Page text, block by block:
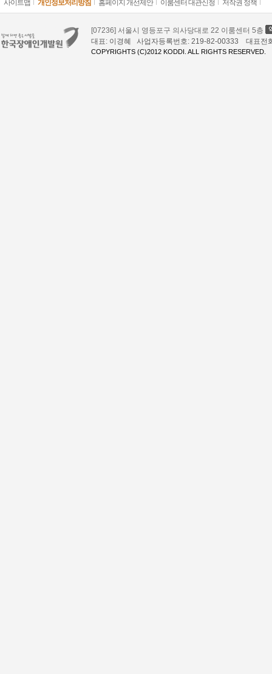
사이트맵 개인정보처리방침 홈페이지 개선제안 이룸센터 대관신청 저작권 정책
[07236] 서울시 영등포구 의사당대로 22 이룸센터 5층
대표: 이경혜 사업자등록번호: 219-82-00333 대표
COPYRIGHTS (C)2012 KODDI. ALL RIGHTS RESERVED.